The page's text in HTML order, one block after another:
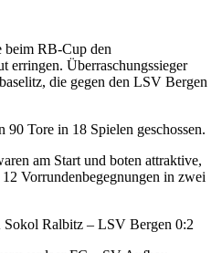
RB-Cup den
erringen. Überraschungssieger
die gegen den LSV Bergen
Tore in 18 Spielen geschossen.
am Start und boten attraktive,
Vorrundenbegegnungen in zwei
Ralbitz – LSV Bergen 0:2